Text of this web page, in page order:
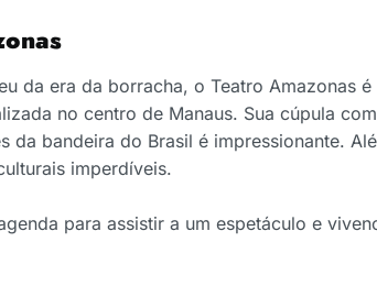
da era da borracha, o Teatro Amazonas
no centro de Manaus. Sua cúpula
da bandeira do Brasil é impressionante.
imperdíveis.
para assistir a um espetáculo e